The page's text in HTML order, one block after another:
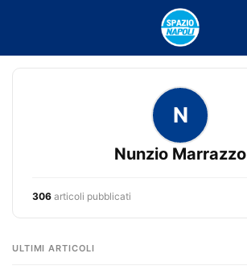
N
Nunzio Marrazzo
306 articoli pubblicati
ULTIMI ARTICOLI